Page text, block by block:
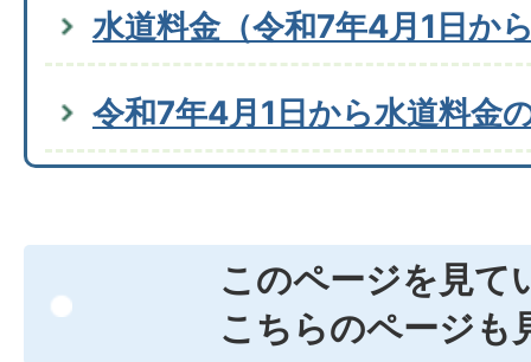
水道料金（令和7年4月1日か
令和7年4月1日から水道料金
このページを見て
こちらのページも